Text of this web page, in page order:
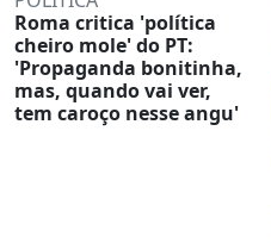
Roma critica 'política
cheiro mole' do PT:
'Propaganda bonitinha,
mas, quando vai ver,
tem caroço nesse angu'